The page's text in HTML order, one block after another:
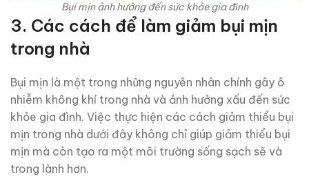
Bụi mịn ảnh hưởng đến sức khỏe gia đình
3. Các cách để làm giảm bụi mịn
trong nhà
Bụi mịn là một trong những nguyên nhân chính gây ô
nhiễm không khí trong nhà và ảnh hưởng xấu đến sức
khỏe gia đình. Việc thực hiện các cách giảm thiểu bụi
mịn trong nhà dưới đây không chỉ giúp giảm thiểu bụi
mịn mà còn tạo ra một môi trường sống sạch sẽ và
trong lành hơn.